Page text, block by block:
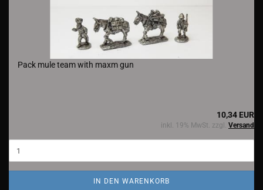
Pack mule team with maxm gun
10,34 EUR
inkl. 19% MwSt. zzgl. Versand
IN DEN WARENKORB